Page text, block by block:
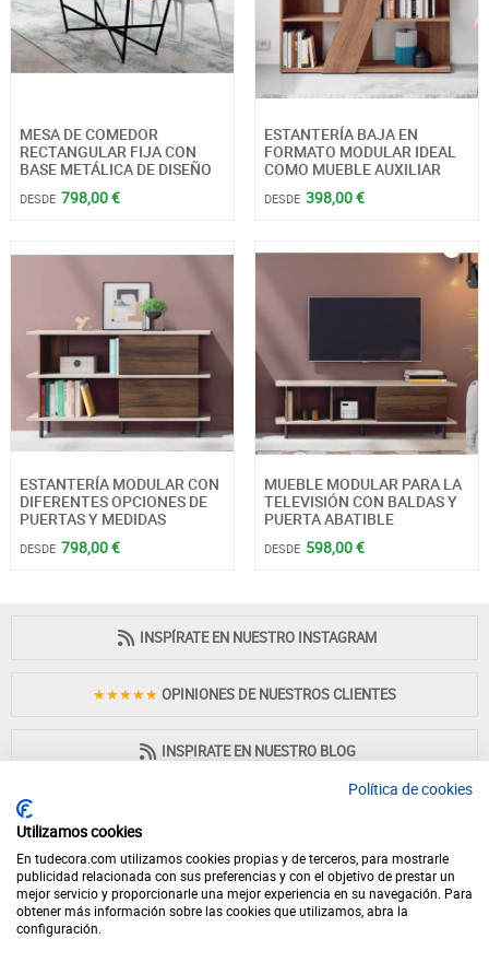
MESA DE COMEDOR
RECTANGULAR FIJA CON
BASE METÁLICA DE DISEÑO
DESDE 798,00 €
ESTANTERÍA BAJA EN
FORMATO MODULAR IDEAL
COMO MUEBLE AUXILIAR
DESDE 398,00 €
ESTANTERÍA MODULAR CON
DIFERENTES OPCIONES DE
PUERTAS Y MEDIDAS
DESDE 798,00 €
MUEBLE MODULAR PARA LA
TELEVISIÓN CON BALDAS Y
PUERTA ABATIBLE
DESDE 598,00 €
INSPÍRATE EN NUESTRO INSTAGRAM
★★★★★ OPINIONES DE NUESTROS CLIENTES
INSPIRATE EN NUESTRO BLOG
PAGO 100% SEGURO
Política de cookies
Utilizamos cookies
En tudecora.com utilizamos cookies propias y de terceros, para mostrarle
publicidad relacionada con sus preferencias y con el objetivo de prestar un
mejor servicio y proporcionarle una mejor experiencia en su navegación. Para
obtener más información sobre las cookies que utilizamos, abra la
configuración.